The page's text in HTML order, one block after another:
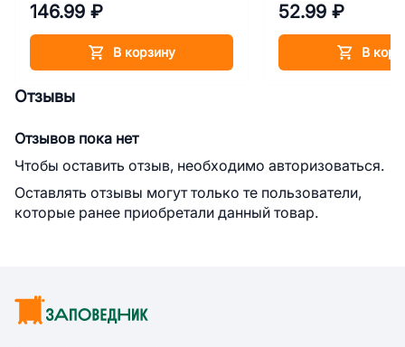
146.99 ₽
В корзину
52.99 ₽
В
Отзывы
Отзывов пока нет
Чтобы оставить отзыв, необходимо авторизоваться.
Оставлять отзывы могут только те пользователи,
которые ранее приобретали данный товар.